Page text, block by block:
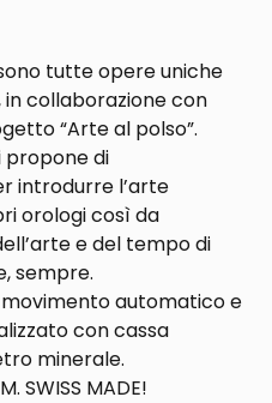
tutte opere uniche
in collaborazione con
“Arte al polso”.
propone di
introdurre l’arte
orologi così da
e del tempo di
sempre.
automatico e
con cassa
minerale.
SWISS MADE!